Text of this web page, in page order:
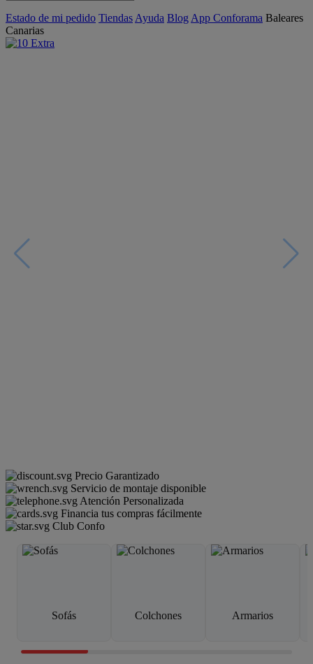
Estado de mi pedido Tiendas Ayuda Blog App Conforama Baleares
Canarias
Precio Garantizado
Servicio de montaje disponible
Atención Personalizada
Financia tus compras fácilmente
Club Confo
Sofás Colchones Armarios